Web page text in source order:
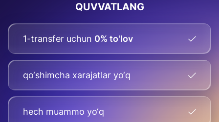
QUVVATLANG
1-transfer uchun 0% to'lov
qo‘shimcha xarajatlar yo‘q
hech muammo yo‘q